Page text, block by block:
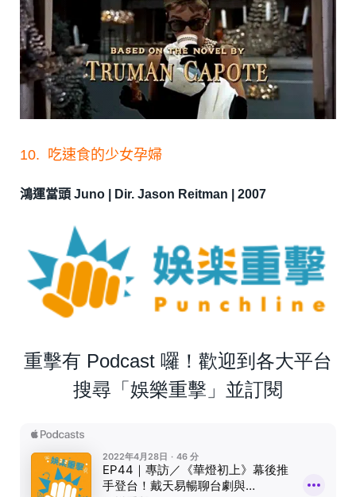
10. 吃速食的少女孕婦
鴻運當頭 Juno | Dir. Jason Reitman | 2007
重擊有 Podcast 囉！歡迎到各大平台
搜尋「娛樂重擊」並訂閱